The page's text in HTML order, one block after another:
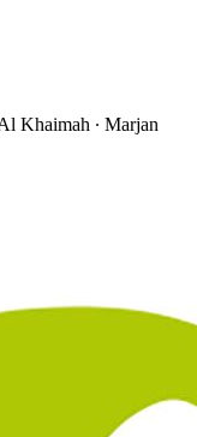
Khaimah ∙ Marjan